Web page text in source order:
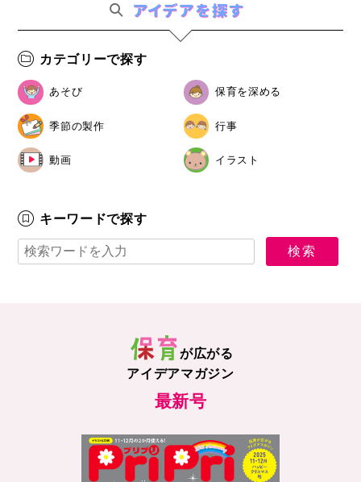
カテゴリーで探す
あそび 保育を深める
季節の製作 行事
動画 イラスト
キーワードで探す
が広がる
アイデアマガジン
最新号